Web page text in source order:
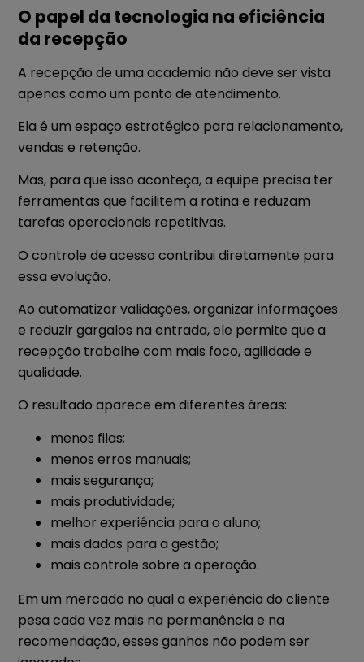
O papel da tecnologia na eficiência
da recepção
A recepção de uma academia não deve ser vista
apenas como um ponto de atendimento.
Ela é um espaço estratégico para relacionamento,
vendas e retenção.
Mas, para que isso aconteça, a equipe precisa ter
ferramentas que facilitem a rotina e reduzam
tarefas operacionais repetitivas.
O controle de acesso contribui diretamente para
essa evolução.
Ao automatizar validações, organizar informações
e reduzir gargalos na entrada, ele permite que a
recepção trabalhe com mais foco, agilidade e
qualidade.
O resultado aparece em diferentes áreas:
menos filas;
menos erros manuais;
mais segurança;
mais produtividade;
melhor experiência para o aluno;
mais dados para a gestão;
mais controle sobre a operação.
Em um mercado no qual a experiência do cliente
pesa cada vez mais na permanência e na
recomendação, esses ganhos não podem ser